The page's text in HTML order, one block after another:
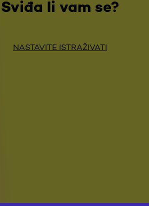
Sviđa li vam se?
NASTAVITE ISTRAŽIVATI